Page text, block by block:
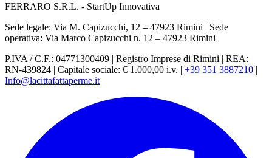
FERRARO S.R.L. - StartUp Innovativa
Sede legale: Via M. Capizucchi, 12 – 47923 Rimini | Sede
operativa: Via Marco Capizucchi n. 12 – 47923 Rimini
P.IVA / C.F.: 04771300409 | Registro Imprese di Rimini | REA:
RN-439824 | Capitale sociale: € 1.000,00 i.v. | +39 351 3887210 |
Info@lacittafattaperme.it